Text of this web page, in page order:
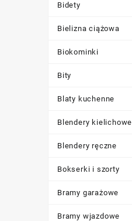
Bidety
Bielizna ciążowa
Biokominki
Bity
Blaty kuchenne
Blendery kielichowe
Blendery ręczne
Bokserki i szorty
Bramy garażowe
Bramy wjazdowe